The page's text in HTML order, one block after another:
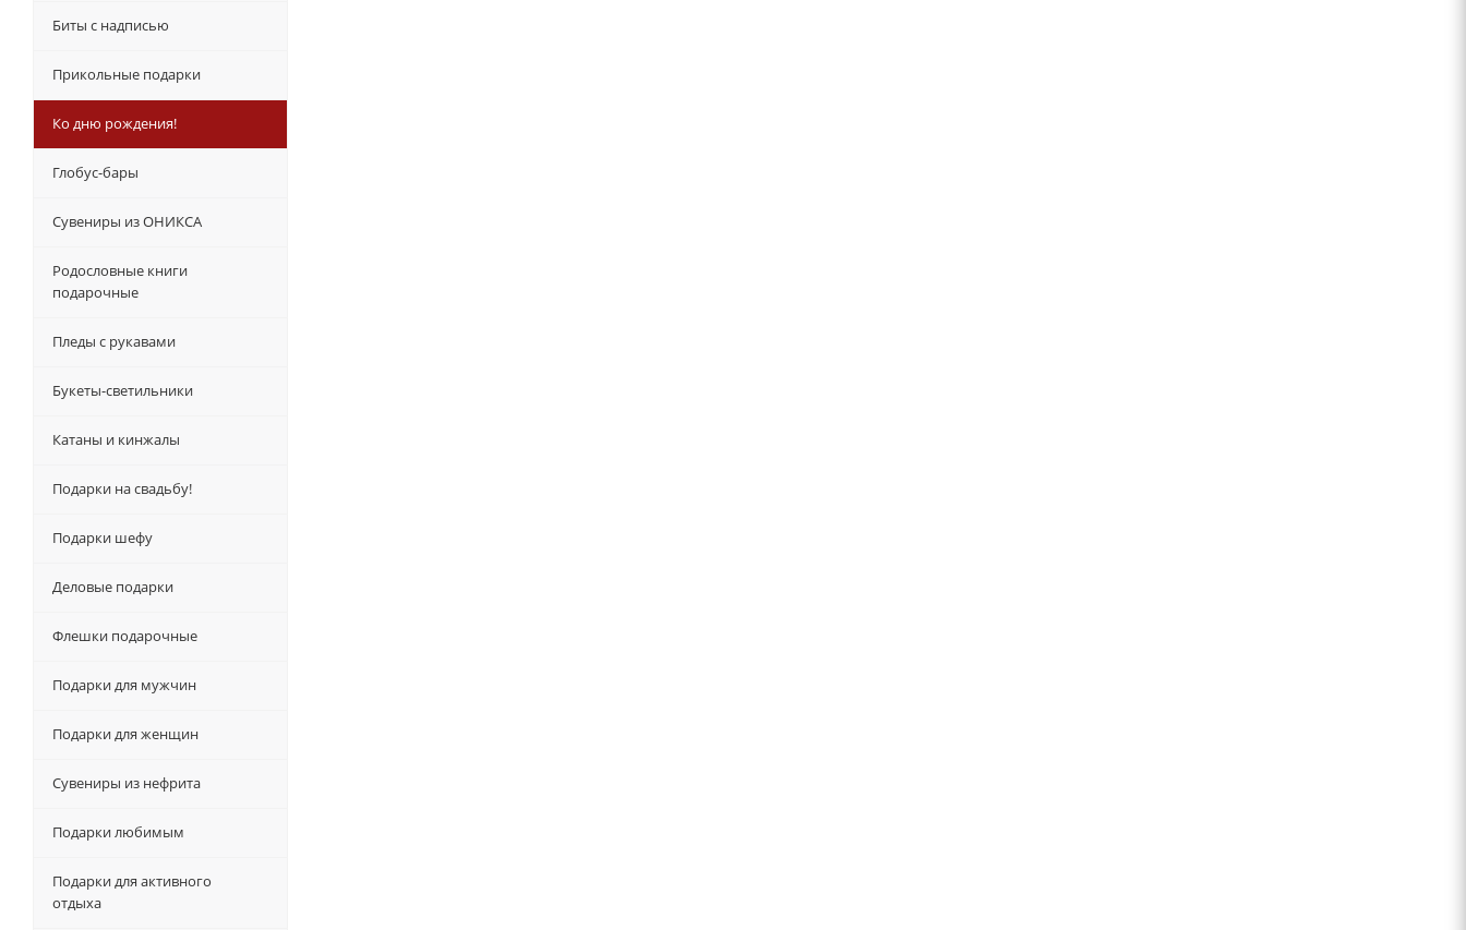
Биты с надписью
Прикольные подарки
Ко дню рождения!
Глобус-бары
Сувениры из ОНИКСА
Родословные книги
подарочные
Пледы с рукавами
Букеты-светильники
Катаны и кинжалы
Подарки на свадьбу!
Подарки шефу
Деловые подарки
Флешки подарочные
Подарки для мужчин
Подарки для женщин
Сувениры из нефрита
Подарки любимым
Подарки для активного
отдыха